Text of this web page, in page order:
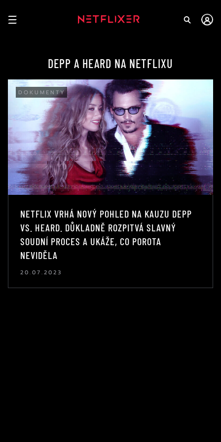
DEPP A HEARD NA NETFLIXU
DOKUMENTY
NETFLIX VRHÁ NOVÝ POHLED NA KAUZU DEPP
VS. HEARD. DŮKLADNĚ ROZPITVÁ SLAVNÝ
SOUDNÍ PROCES A UKÁŽE, CO POROTA
NEVIDĚLA
20.07.2023